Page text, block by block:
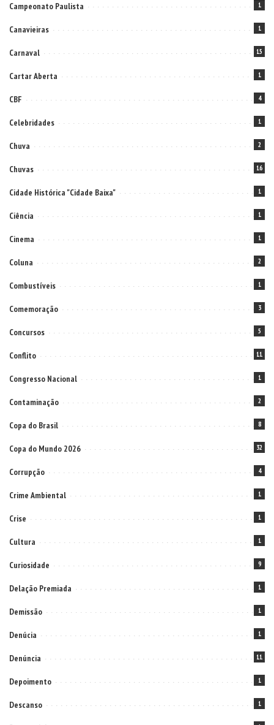
Campeonato Paulista 1
Canavieiras 1
Carnaval 15
Cartar Aberta 1
CBF 4
Celebridades 1
Chuva 2
Chuvas 16
Cidade Histórica "Cidade Baixa" 1
Ciência 1
Cinema 1
Coluna 2
Combustíveis 1
Comemoração 3
Concursos 5
Conflito 11
Congresso Nacional 1
Contaminação 2
Copa do Brasil 8
Copa do Mundo 2026 32
Corrupção 4
Crime Ambiental 1
Crise 1
Cultura 1
Curiosidade 9
Delação Premiada 1
Demissão 1
Denúcia 1
Denúncia 11
Depoimento 1
Descanso 1